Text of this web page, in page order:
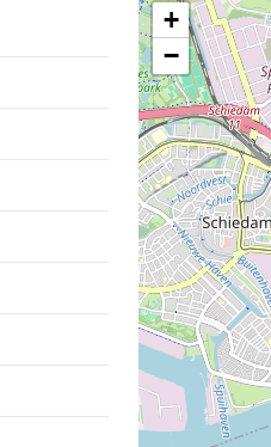
+
−